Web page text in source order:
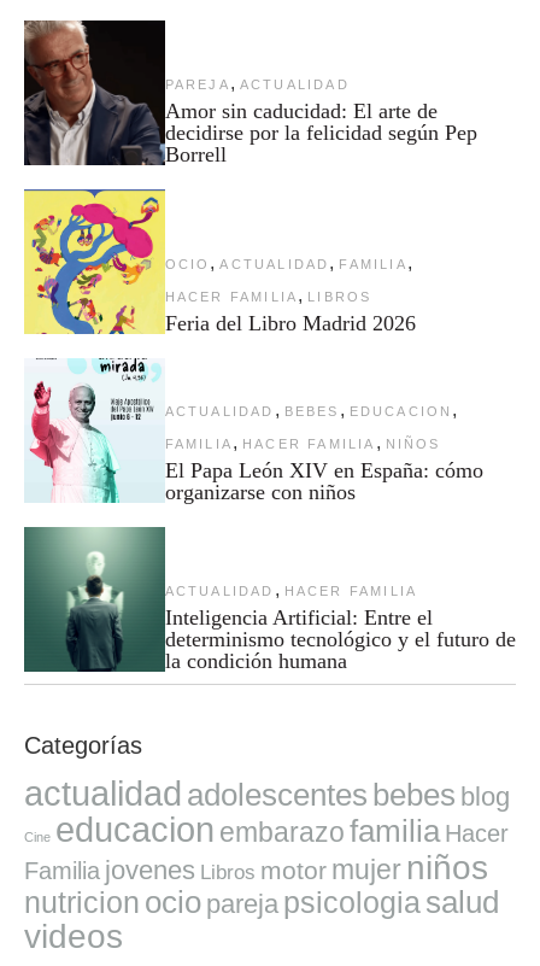
PAREJA , ACTUALIDAD
Amor sin caducidad: El arte de
decidirse por la felicidad según Pep
Borrell
OCIO , ACTUALIDAD , FAMILIA ,
HACER FAMILIA , LIBROS
Feria del Libro Madrid 2026
ACTUALIDAD , BEBES , EDUCACION ,
FAMILIA , HACER FAMILIA , NIÑOS
El Papa León XIV en España: cómo
organizarse con niños
ACTUALIDAD , HACER FAMILIA
Inteligencia Artificial: Entre el
determinismo tecnológico y el futuro de
la condición humana
Categorías
actualidad adolescentes bebes blog
Cine educacion embarazofamilia Hacer
Familia jovenes Libros motor mujer niños
nutricion ocio pareja psicologiasalud
videos